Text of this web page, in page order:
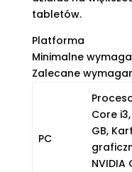
tabletów.
Platforma
Minimalne
Zalecane
PC
Core i3,
GB,
NVIDIA